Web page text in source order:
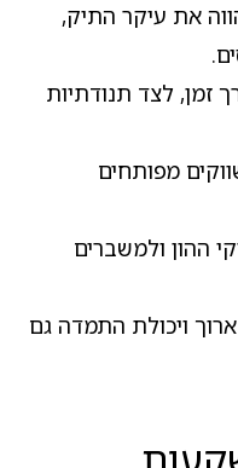
את עיקר התיק,
זמן, לצד תנודתיות
מפותחים
ההון ולמשברים
ויכולת התמדה גם